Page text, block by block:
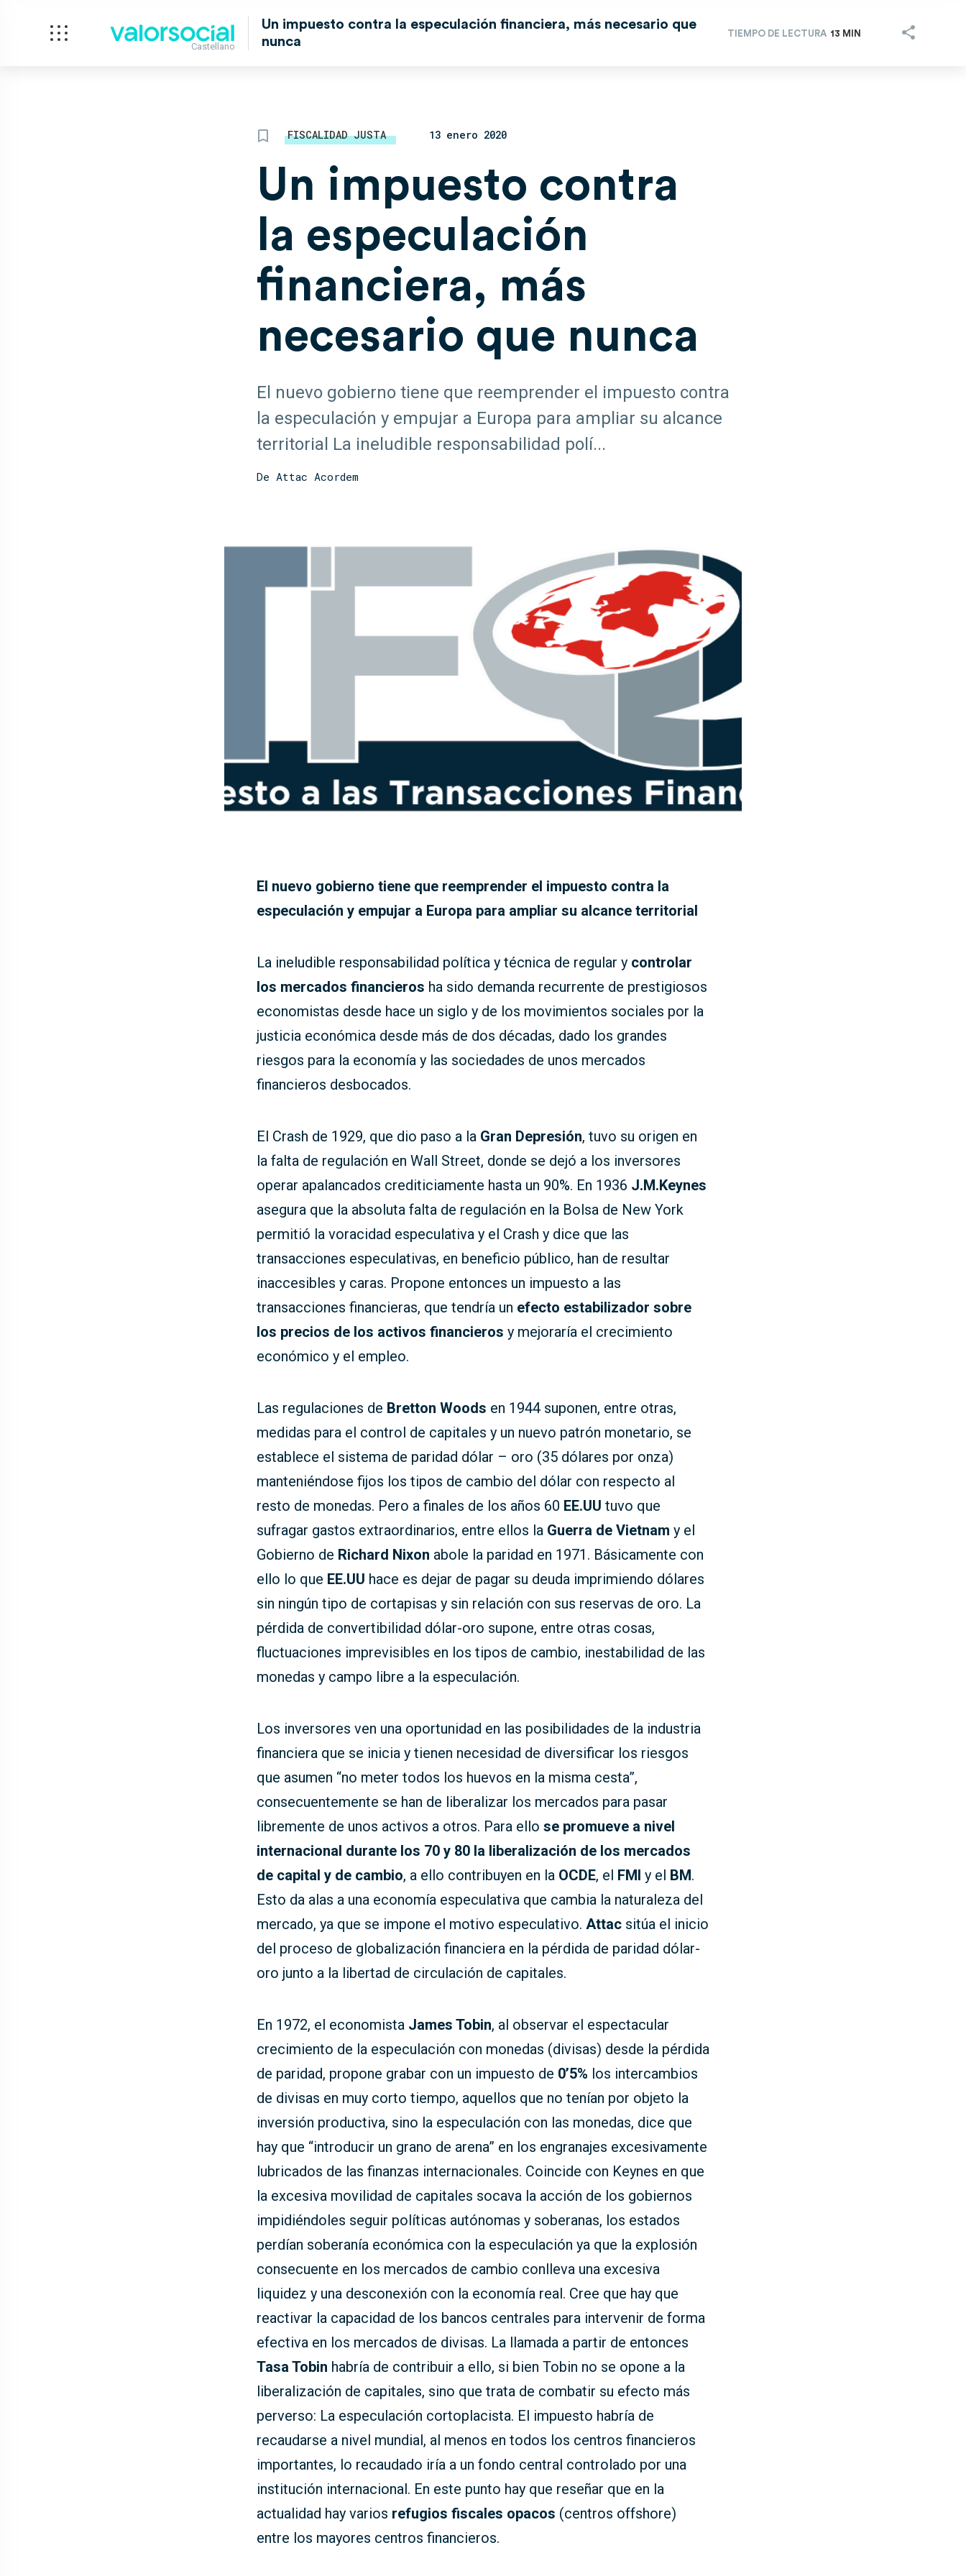
Castellano
Un impuesto contra la especulación financiera, más necesario que
nunca
TIEMPO DE LECTURA 13 MIN
FISCALIDAD JUSTA 13 enero 2020
Un impuesto contra
la especulación
financiera, más
necesario que nunca
El nuevo gobierno tiene que reemprender el impuesto contra
la especulación y empujar a Europa para ampliar su alcance
territorial La ineludible responsabilidad polí...
De Attac Acordem
El nuevo gobierno tiene que reemprender el impuesto contra la
especulación y empujar a Europa para ampliar su alcance territorial
La ineludible responsabilidad política y técnica de regular y controlar
los mercados financieros ha sido demanda recurrente de prestigiosos
economistas desde hace un siglo y de los movimientos sociales por la
justicia económica desde más de dos décadas, dado los grandes
riesgos para la economía y las sociedades de unos mercados
financieros desbocados.
El Crash de 1929, que dio paso a la Gran Depresión, tuvo su origen en
la falta de regulación en Wall Street, donde se dejó a los inversores
operar apalancados crediticiamente hasta un 90%. En 1936 J.M.Keynes
asegura que la absoluta falta de regulación en la Bolsa de New York
permitió la voracidad especulativa y el Crash y dice que las
transacciones especulativas, en beneficio público, han de resultar
inaccesibles y caras. Propone entonces un impuesto a las
transacciones financieras, que tendría un efecto estabilizador sobre
los precios de los activos financieros y mejoraría el crecimiento
económico y el empleo.
Las regulaciones de Bretton Woods en 1944 suponen, entre otras,
medidas para el control de capitales y un nuevo patrón monetario, se
establece el sistema de paridad dólar – oro (35 dólares por onza)
manteniéndose fijos los tipos de cambio del dólar con respecto al
resto de monedas. Pero a finales de los años 60 EE.UU tuvo que
sufragar gastos extraordinarios, entre ellos la Guerra de Vietnam y el
Gobierno de Richard Nixon abole la paridad en 1971. Básicamente con
ello lo que EE.UU hace es dejar de pagar su deuda imprimiendo dólares
sin ningún tipo de cortapisas y sin relación con sus reservas de oro. La
pérdida de convertibilidad dólar-oro supone, entre otras cosas,
fluctuaciones imprevisibles en los tipos de cambio, inestabilidad de las
monedas y campo libre a la especulación.
Los inversores ven una oportunidad en las posibilidades de la industria
financiera que se inicia y tienen necesidad de diversificar los riesgos
que asumen “no meter todos los huevos en la misma cesta”,
consecuentemente se han de liberalizar los mercados para pasar
libremente de unos activos a otros. Para ello se promueve a nivel
internacional durante los 70 y 80 la liberalización de los mercados
de capital y de cambio, a ello contribuyen en la OCDE, el FMI y el BM.
Esto da alas a una economía especulativa que cambia la naturaleza del
mercado, ya que se impone el motivo especulativo. Attac sitúa el inicio
del proceso de globalización financiera en la pérdida de paridad dólar-
oro junto a la libertad de circulación de capitales.
En 1972, el economista James Tobin, al observar el espectacular
crecimiento de la especulación con monedas (divisas) desde la pérdida
de paridad, propone grabar con un impuesto de 0’5% los intercambios
de divisas en muy corto tiempo, aquellos que no tenían por objeto la
inversión productiva, sino la especulación con las monedas, dice que
hay que “introducir un grano de arena” en los engranajes excesivamente
lubricados de las finanzas internacionales. Coincide con Keynes en que
la excesiva movilidad de capitales socava la acción de los gobiernos
impidiéndoles seguir políticas autónomas y soberanas, los estados
perdían soberanía económica con la especulación ya que la explosión
consecuente en los mercados de cambio conlleva una excesiva
liquidez y una desconexión con la economía real. Cree que hay que
reactivar la capacidad de los bancos centrales para intervenir de forma
efectiva en los mercados de divisas. La llamada a partir de entonces
Tasa Tobin habría de contribuir a ello, si bien Tobin no se opone a la
liberalización de capitales, sino que trata de combatir su efecto más
perverso: La especulación cortoplacista. El impuesto habría de
recaudarse a nivel mundial, al menos en todos los centros financieros
importantes, lo recaudado iría a un fondo central controlado por una
institución internacional. En este punto hay que reseñar que en la
actualidad hay varios refugios fiscales opacos (centros offshore)
entre los mayores centros financieros.